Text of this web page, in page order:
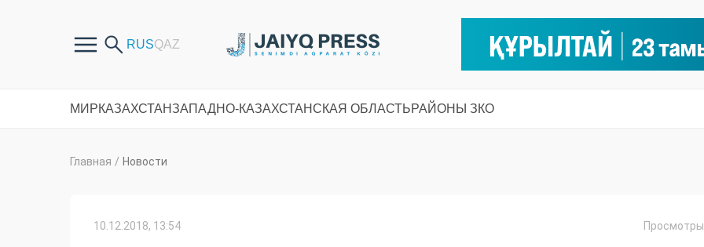
МИРКАЗАХСТАНЗАПАДНО-КАЗАХСТАНСКАЯ ОБЛАСТЬРАЙОНЫ ЗКО
Главная / Новости
10.12.2018, 13:54